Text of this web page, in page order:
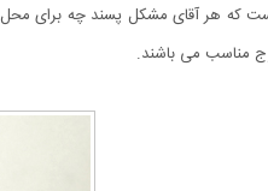
که هر آقای مشکل پسند چه برای محل
مناسب می باشند.